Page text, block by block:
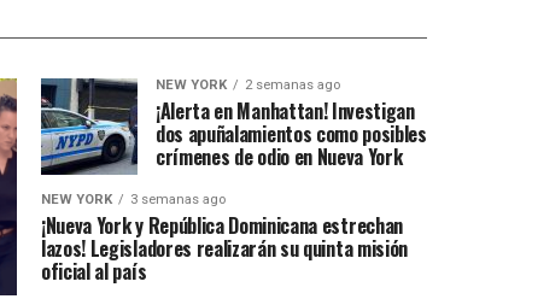
NEW YORK 2 semanas ago
¡Alerta en Manhattan! Investigan
dos apuñalamientos como posibles
crímenes de odio en Nueva York
NEW YORK 3 semanas ago
¡Nueva York y República Dominicana estrechan
lazos! Legisladores realizarán su quinta misión
oficial al país